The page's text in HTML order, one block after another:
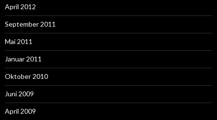
April 2012
September 2011
Mai 2011
Januar 2011
Oktober 2010
Juni 2009
April 2009